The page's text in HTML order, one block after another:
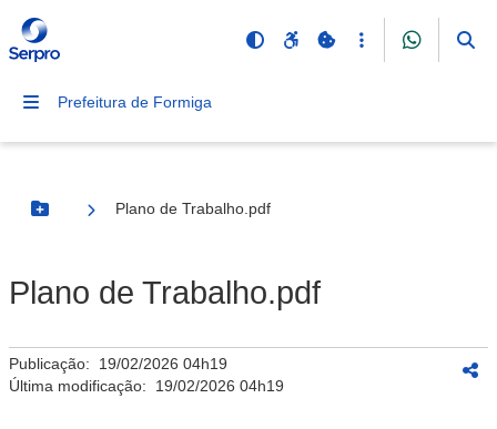
Prefeitura de Formiga
Botão Menu
Plano de Trabalho.pdf
Plano de Trabalho.pdf
Publicação: 19/02/2026 04h19
Última modificação: 19/02/2026 04h19